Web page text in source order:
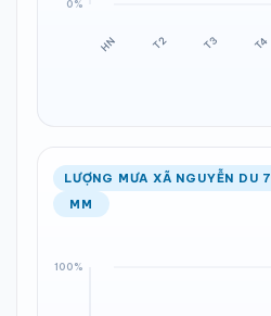
LƯỢNG MƯA XÃ NGUYỄN DU
MM